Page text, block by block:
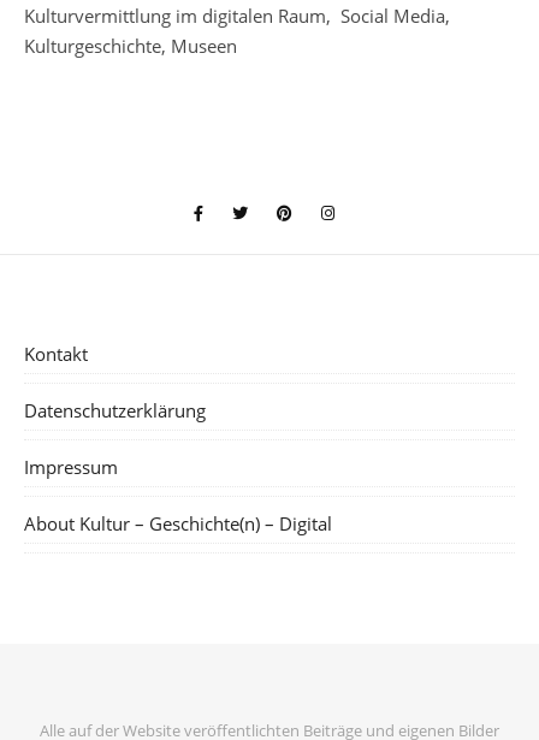
Kulturvermittlung im digitalen Raum, Social Media,
Kulturgeschichte, Museen
Kontakt
Datenschutzerklärung
Impressum
About Kultur – Geschichte(n) – Digital
Alle auf der Website veröffentlichten Beiträge und eigenen Bilder